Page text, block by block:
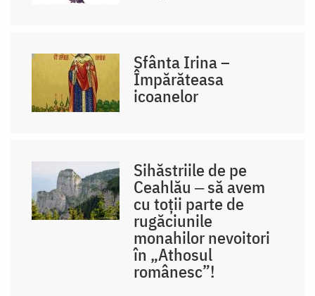
Sfânta Irina –
Împărăteasa
icoanelor
Sihăstriile de pe
Ceahlău ‒ să avem
cu toții parte de
rugăciunile
monahilor nevoitori
în „Athosul
românesc”!